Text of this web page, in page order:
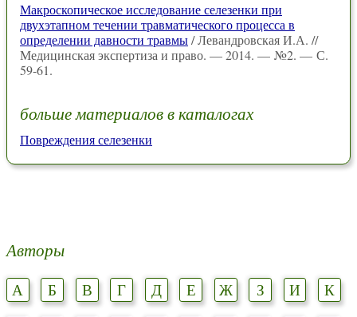
Макроскопическое исследование селезенки при
двухэтапном течении травматического процесса в
определении давности травмы/ Левандровская И.А. //
Медицинская экспертиза и право. — 2014. — №2. — С.
59-61.
больше материалов в каталогах
Повреждения селезенки
Авторы
А Б В Г Д Е Ж З И
К